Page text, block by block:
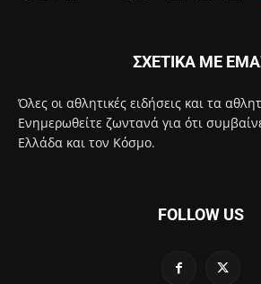
ΣΧΕΤΙΚΑ ΜΕ
Όλες οι αθλητικές ειδήσεις και τα
Ενημερωθείτε ζωντανά για ότι
Ελλάδα και τον Κόσμο.
FOLLOW US